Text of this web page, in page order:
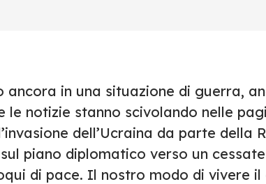
ancora in una situazione di guerra,
le notizie stanno scivolando nelle
dell’Ucraina da parte della
piano diplomatico verso un
di pace. Il nostro modo di vivere